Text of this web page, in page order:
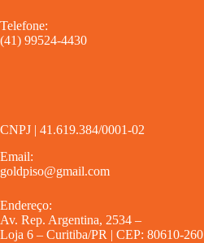
Telefone:
(41) 99524-4430
CNPJ | 41.619.384/0001-02
Email:
goldpiso@gmail.com
Endereço:
Av. Rep. Argentina, 2534 –
Loja 6 – Curitiba/PR | CEP: 80610-260